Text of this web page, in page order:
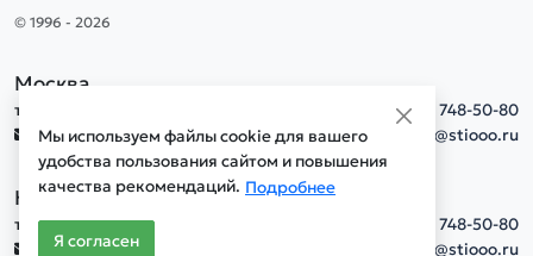
Мы используем файлы cookie для вашего
удобства пользования сайтом и повышения
качества рекомендаций. Подробнее
Я согласен
© 1996 - 2026
Москва
тел.
+7(495) 748-50-80
info@stiooo.ru
Новосибирск
тел.
+7(495) 748-50-80
info@stiooo.ru